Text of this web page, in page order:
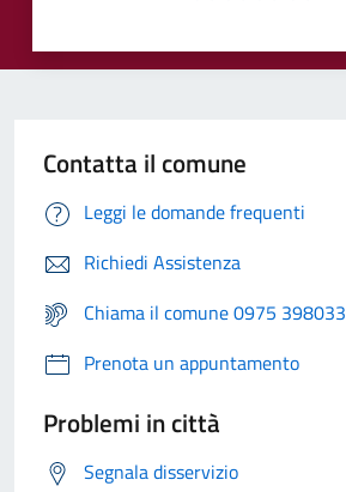
Contatta il comune
Leggi le domande frequenti
Richiedi Assistenza
Chiama il comune 0975 398033
Prenota un appuntamento
Problemi in città
Segnala disservizio